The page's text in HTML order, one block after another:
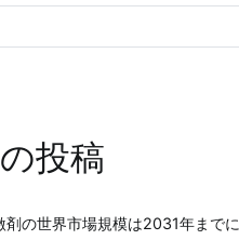
投稿
剤の世界市場規模は2031年までに